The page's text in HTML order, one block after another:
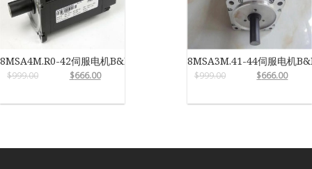
8MSA4M.R0-42伺服电机B&R
$999.00 $666.00
8MSA3M.41-44伺服电机
$999.00 $666.00